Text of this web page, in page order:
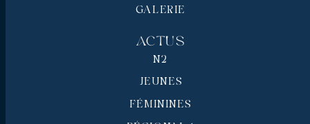
GALERIE
Actus
N2
JEUNES
FÉMININES